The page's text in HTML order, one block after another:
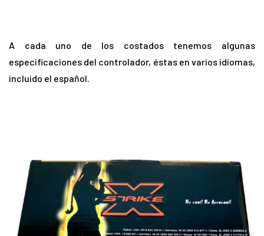
A cada uno de los costados tenemos algunas
especificaciones del controlador, éstas en varios idiomas,
incluido el español.